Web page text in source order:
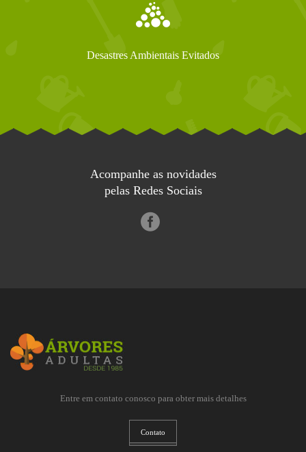
Desastres Ambientais Evitados
Acompanhe as novidades
pelas Redes Sociais
Entre em contato conosco para obter mais detalhes
Contato